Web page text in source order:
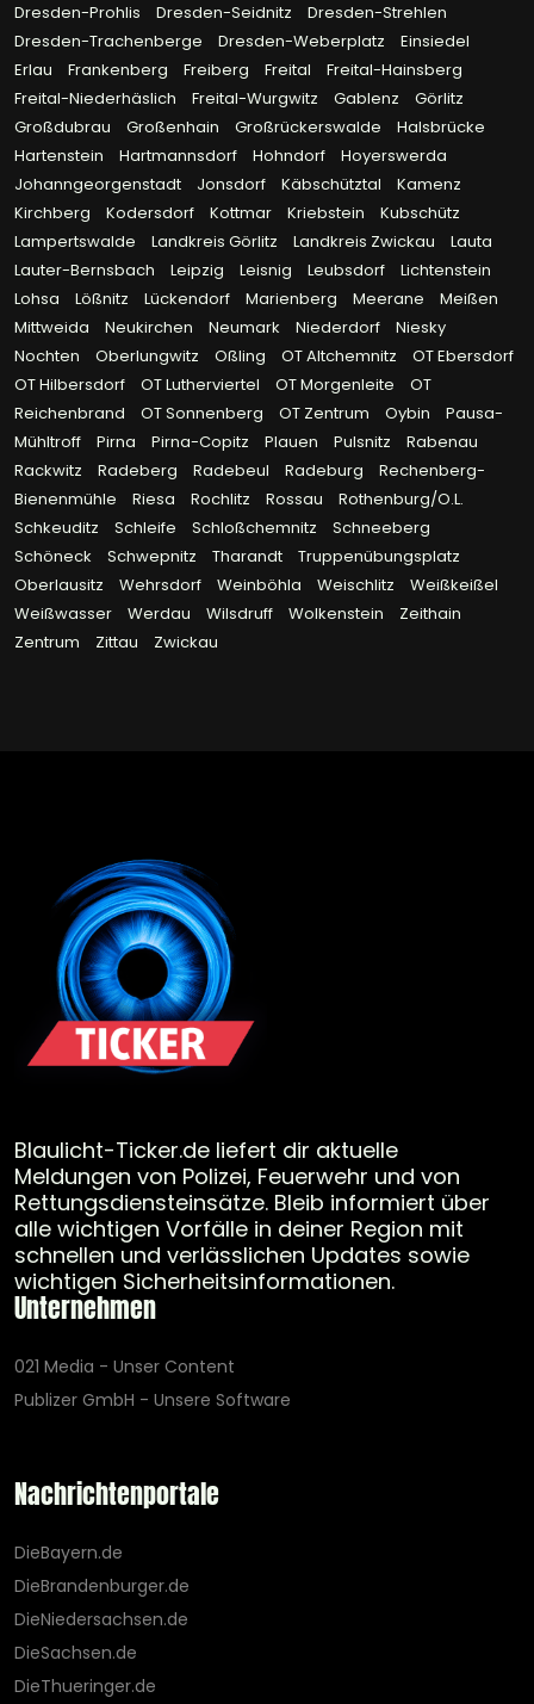
Dresden-Prohlis
Dresden-Seidnitz
Dresden-Strehlen
Dresden-Trachenberge
Dresden-Weberplatz
Einsiedel
Erlau
Frankenberg Freiberg Freital
Freital-Hainsberg
Freital-Niederhäslich
Freital-Wurgwitz Gablenz
Görlitz
Großdubrau
Großenhain Großrückerswalde
Halsbrücke
Hartenstein
Hartmannsdorf Hohndorf
Hoyerswerda
Johanngeorgenstadt
Jonsdorf Käbschütztal
Kamenz
Kirchberg
Kodersdorf Kottmar Kriebstein
Kubschütz
Lampertswalde
Landkreis Görlitz Landkreis Zwickau
Lauta
Lauter-Bernsbach
Leipzig Leisnig Leubsdorf
Lichtenstein
Lohsa
Lößnitz Lückendorf Marienberg Meerane
Meißen
Mittweida
Neukirchen Neumark Niederdorf
Niesky
Nochten
Oberlungwitz Oßling OT Altchemnitz
OT Ebersdorf
OT Hilbersdorf
OT Lutherviertel OT Morgenleite
OT
Reichenbrand
OT Sonnenberg OT Zentrum Oybin
Pausa-
Mühltroff
Pirna Pirna-Copitz Plauen Pulsnitz
Rabenau
Rackwitz
Radeberg Radebeul Radeburg
Rechenberg-
Bienenmühle
Riesa Rochlitz Rossau
Rothenburg/O.L.
Schkeuditz
Schleife Schloßchemnitz
Schneeberg
Schöneck
Schwepnitz Tharandt
Truppenübungsplatz
Oberlausitz
Wehrsdorf Weinböhla Weischlitz
Weißkeißel
Weißwasser
Werdau Wilsdruff Wolkenstein
Zeithain
Zentrum
Zittau Zwickau
Blaulicht-Ticker.de liefert dir aktuelle
Meldungen von Polizei, Feuerwehr und von
Rettungsdiensteinsätze. Bleib informiert über
alle wichtigen Vorfälle in deiner Region mit
schnellen und verlässlichen Updates sowie
wichtigen Sicherheitsinformationen.
Unternehmen
021 Media - Unser Content
Publizer GmbH - Unsere Software
Nachrichtenportale
DieBayern.de
DieBrandenburger.de
DieNiedersachsen.de
DieSachsen.de
DieThueringer.de